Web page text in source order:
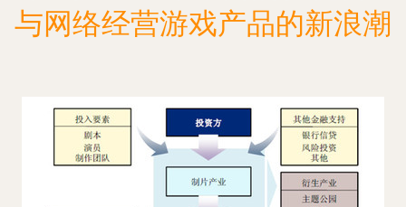
与网络经营游戏产品的新浪潮